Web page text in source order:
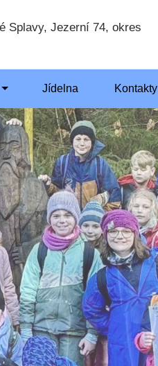
Splavy, Jezerní 74, okres
Jídelna Kontakty